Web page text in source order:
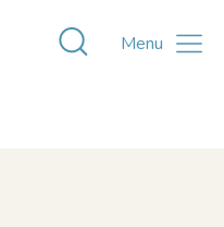
Toggle
Menu